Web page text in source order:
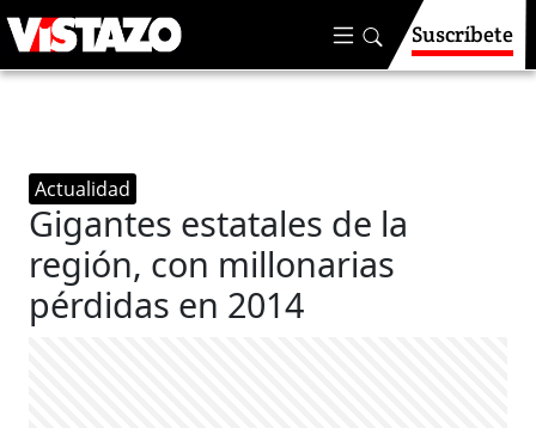
Suscríbete
Actualidad
Gigantes estatales de la
región, con millonarias
pérdidas en 2014